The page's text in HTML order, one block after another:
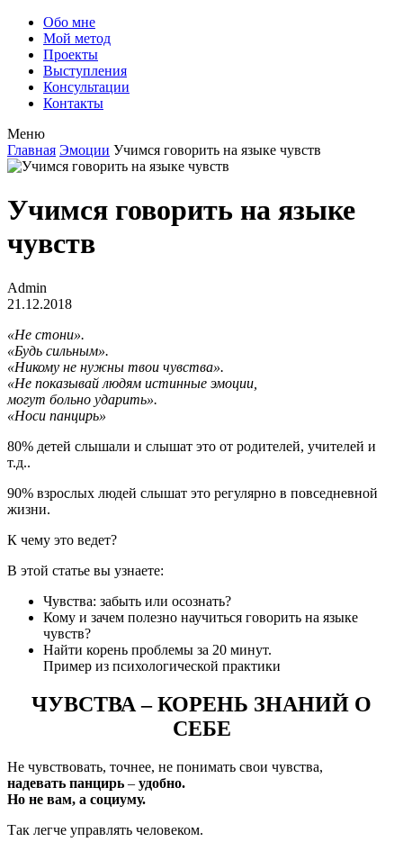
Обо мне
Мой метод
Проекты
Выступления
Консультации
Контакты
Меню
Главная Эмоции Учимся говорить на языке чувств
Учимся говорить на языке
чувств
Admin
21.12.2018
«Не стони».
«Будь сильным».
«Никому не нужны твои чувства».
«Не показывай людям истинные эмоции,
могут больно ударить».
«Носи панцирь»
80% детей слышали и слышат это от родителей, учителей и
т.д..
90% взрослых людей слышат это регулярно в повседневной
жизни.
К чему это ведет?
В этой статье вы узнаете:
Чувства: забыть или осознать?
Кому и зачем полезно научиться говорить на языке
чувств?
Найти корень проблемы за 20 минут.
Пример из психологической практики
ЧУВСТВА – КОРЕНЬ ЗНАНИЙ О
СЕБЕ
Не чувствовать, точнее, не понимать свои чувства,
надевать панцирь – удобно.
Но не вам, а социуму.
Так легче управлять человеком.